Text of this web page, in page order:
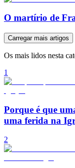
O martírio de
Carregar mais artigos
Os mais lidos nesta
1
Porque é que
uma ferida na
2